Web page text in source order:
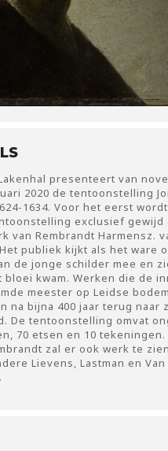
presenteert van
2020 de tentoonstelling
1634. Voor het eerst
exclusief gewijd
van Rembrandt Harmensz.
Het publiek kijkt als het ware
de jonge schilder mee en
kwam. Werken die de
meester op Leidse bodem
na bijna 400 jaar terug naar
De tentoonstelling omvat
70 etsen en 10 tekeningen.
zal er ook werk te
Lievens, Lastman en Van